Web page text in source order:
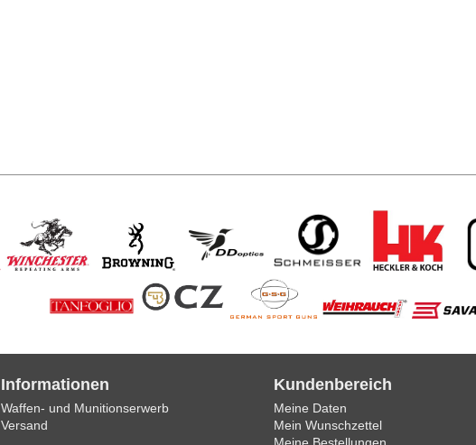
Informationen
Waffen- und Munitionserwerb
Versand
Kundenbereich
Meine Daten
Mein Wunschzettel